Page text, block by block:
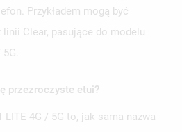
Przykładem mogą być
Clear, pasujące do modelu
przezroczyste etui?
LITE 4G / 5G to, jak sama nazwa